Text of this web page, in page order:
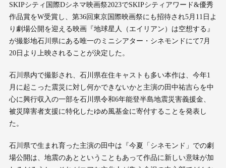
SKIPシティ国際Dシネマ映画祭2023でSKIPシティアワード&優秀
作品賞をW受賞し、第36回東京国際映画祭にも招待され5月11日よ
り劇場公開を迎える映画『地球星人（エイリアン）は空想する』
が撮影地石川県にある唯一のミニシアター・シネモンドにて7月
20日より上映されることが決定した。
石川県内で撮影され、石川県在住キャストも多い本作は、今年1
月に起こった震災に対し何かできないかと主演の田中祐吉らを中
心に興行収入の一部を石川県令和6年能登半島地震災害義援金、
被災障害者支援に特化したゆめ風基金に寄付することを発表し
た。
石川県で生まれ育った主演の田中は『今夏「シネモンド」での劇
場公開は、地震のあとということもあって作品に新しい意味が加